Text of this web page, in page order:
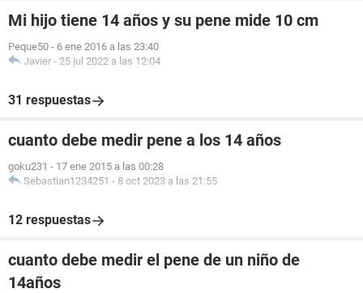
Mi hijo tiene 14 años y su pene mide 10 cm
Peque50 - 6 ene 2016 a las 23:40
Javier - 25 jul 2022 a las 12:04
31 respuestas
cuanto debe medir pene a los 14 años
goku231 - 17 ene 2015 a las 00:28
Sebastian1234251 - 8 oct 2023 a las 21:55
12 respuestas
cuanto debe medir el pene de un niño de
14años